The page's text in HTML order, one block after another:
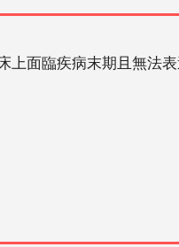
面臨疾病末期且無法